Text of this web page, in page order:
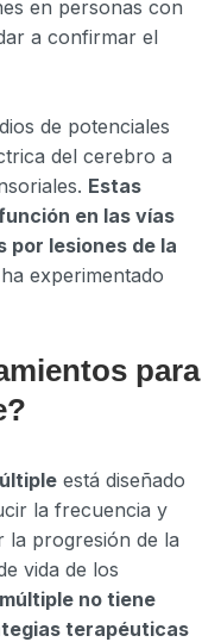
en personas con
a confirmar el
de potenciales
del cerebro a
Estas
en las vías
por lesiones de la
experimentado
para
está diseñado
la frecuencia y
la progresión de la
vida de los
no tiene
terapéuticas